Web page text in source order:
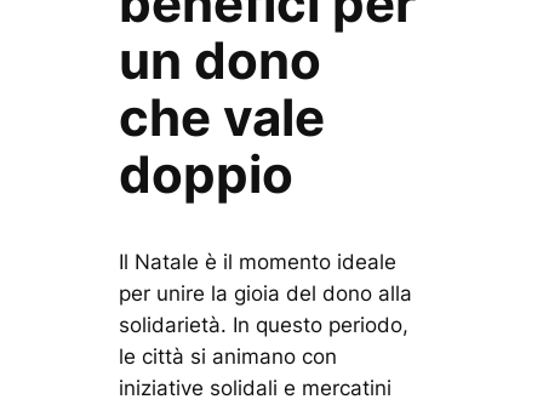
un dono
che vale
doppio
Il Natale è il momento ideale
per unire la gioia del dono alla
solidarietà. In questo periodo,
le città si animano con
iniziative solidali e mercatini